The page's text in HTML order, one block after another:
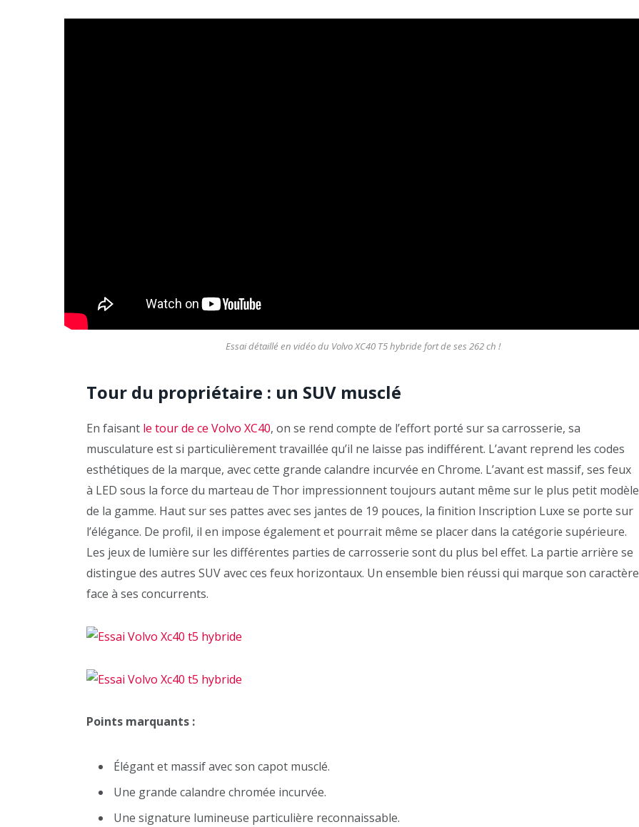
Essai détaillé en vidéo du Volvo XC40 T5 hybride fort de ses 262 ch !
Tour du propriétaire : un SUV musclé
En faisant le tour de ce Volvo XC40, on se rend compte de l’effort porté sur sa carrosserie, sa
musculature est si particulièrement travaillée qu’il ne laisse pas indifférent. L’avant reprend les codes
esthétiques de la marque, avec cette grande calandre incurvée en Chrome. L’avant est massif, ses feux
à LED sous la force du marteau de Thor impressionnent toujours autant même sur le plus petit modèle
de la gamme. Haut sur ses pattes avec ses jantes de 19 pouces, la finition Inscription Luxe se porte sur
l’élégance. De profil, il en impose également et pourrait même se placer dans la catégorie supérieure.
Les jeux de lumière sur les différentes parties de carrosserie sont du plus bel effet. La partie arrière se
distingue des autres SUV avec ces feux horizontaux. Un ensemble bien réussi qui marque son caractère
face à ses concurrents.
Points marquants :
Élégant et massif avec son capot musclé.
Une grande calandre chromée incurvée.
Une signature lumineuse particulière reconnaissable.